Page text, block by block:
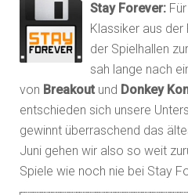
Stay Forever:Für
Klassiker aus der
der Spielhallen
sah lange nach
von Breakout und Donkey
entschieden sich unsere
gewinnt überraschend das
Juni gehen wir also so weit
Spiele wie noch nie bei Stay